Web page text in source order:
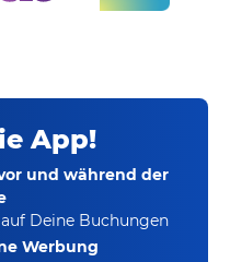
App!
und während der
auf Deine Buchungen
Werbung